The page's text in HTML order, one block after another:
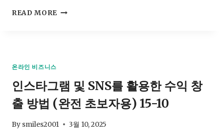
READ MORE 전
100
만
원
들
온라인 비즈니스
인스타그램 및 SNS를 활용한 수익 창
출 방법 (완전 초보자용) 15-10
By smiles2001 3월 10, 2025